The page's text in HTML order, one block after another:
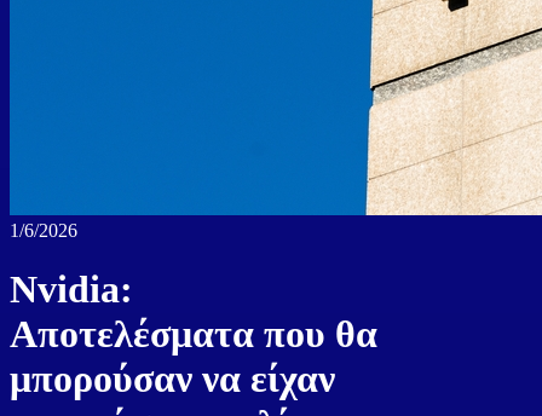
1/6/2026
Nvidia:
Αποτελέσματα που θα
μπορούσαν να είχαν